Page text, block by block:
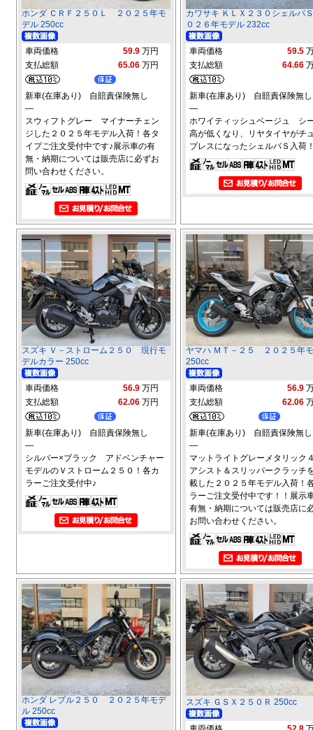
ホンダ ＣＲＦ２５０Ｌ ２０２５年モ
デル 250cc
車両価格 59.9 万円
支払総額
65.06 万円
新車(在庫あり) 自賠責保険無し
―
スウィフトグレー マイナーチェン
ジした２０２５年モデル入荷！各タ
イプご注文受付中です♪展示車の有
無・納期については販売店に必ずお
問い合わせください。
カワサキ ＫＬＸ２３０シェルパ
０２６年モデル 232cc
車両価格 59.5
支払総額
64.66
新車(在庫あり) 自賠責保険無し
―
ホワイティッシュベージュ シ
高が低くなり、リヤタイヤがチ
ブレスになったシェルパＳ入荷
スズキ Ｖ－ストローム２５０ 現行モ
デルカラー 250cc
車両価格 56.9 万円
支払総額
62.06 万円
新車(在庫あり) 自賠責保険無し
―
シルバー×ブラック アドベンチャー
モデルのＶストローム２５０！各カ
ラーご注文受付中♪
ヤマハ ＭＴ－２５ ２０２５年
250cc
車両価格 56.9
支払総額
62.06
新車(在庫あり) 自賠責保険無し
―
マットライトグレーメタリッ
アシスト＆スリッパークラッチ
載した２０２５年モデル入荷！
ラーご注文受付中です！！展示
有無・納期については販売店に
お問い合わせください。
ホンダ レブル２５０ ２０２５年モデ
ル 250cc
スズキ ＧＳＸ２５０Ｒ 250cc